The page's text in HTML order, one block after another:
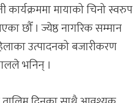
कार्यक्रममा मायाको चिनो स्वरुप
छौँ । ज्येष्ठ नागरिक सम्मान
उत्पादनको बजारीकरण
भनिन् ।